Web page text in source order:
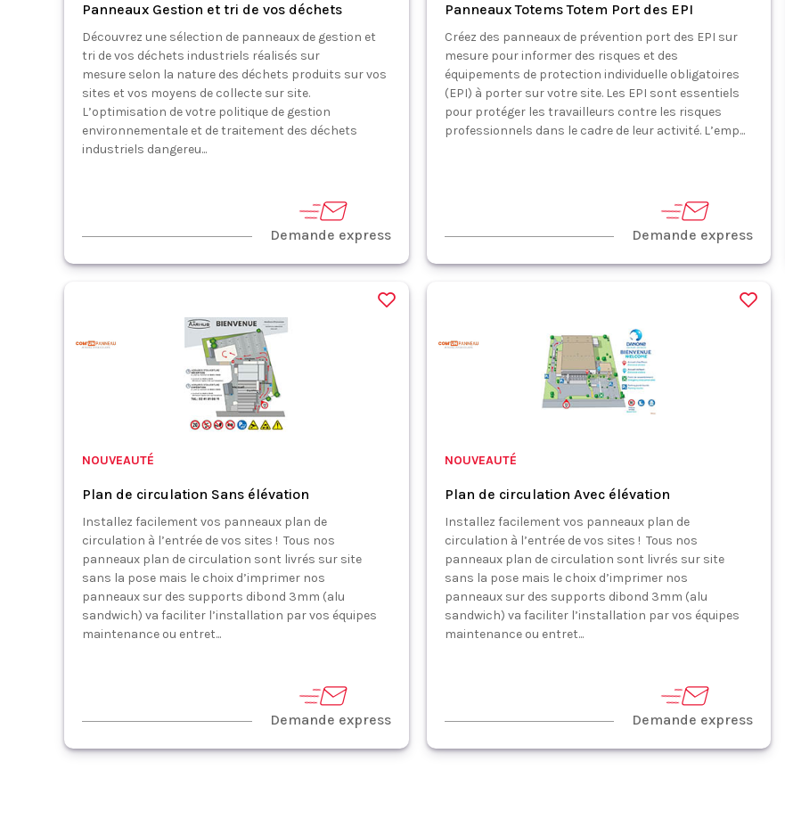
Panneaux Gestion et tri de vos déchets
Découvrez une sélection de panneaux de gestion et
tri de vos déchets industriels réalisés sur
mesure selon la nature des déchets produits sur vos
sites et vos moyens de collecte sur site.
L’optimisation de votre politique de gestion
environnementale et de traitement des déchets
industriels dangereu...
Demande express
Panneaux Totems Totem Port des EPI
Créez des panneaux de prévention port des EPI sur
mesure pour informer des risques et des
équipements de protection individuelle obligatoires
(EPI) à porter sur votre site. Les EPI sont essentiels
pour protéger les travailleurs contre les risques
professionnels dans le cadre de leur activité. L’emp...
Demande express
NOUVEAUTÉ
Plan de circulation Sans élévation
Installez facilement vos panneaux plan de
circulation à l’entrée de vos sites ! Tous nos
panneaux plan de circulation sont livrés sur site
sans la pose mais le choix d’imprimer nos
panneaux sur des supports dibond 3mm (alu
sandwich) va faciliter l’installation par vos équipes
maintenance ou entret...
Demande express
NOUVEAUTÉ
Plan de circulation Avec élévation
Installez facilement vos panneaux plan de
circulation à l’entrée de vos sites ! Tous nos
panneaux plan de circulation sont livrés sur site
sans la pose mais le choix d’imprimer nos
panneaux sur des supports dibond 3mm (alu
sandwich) va faciliter l’installation par vos équipes
maintenance ou entret...
Demande express